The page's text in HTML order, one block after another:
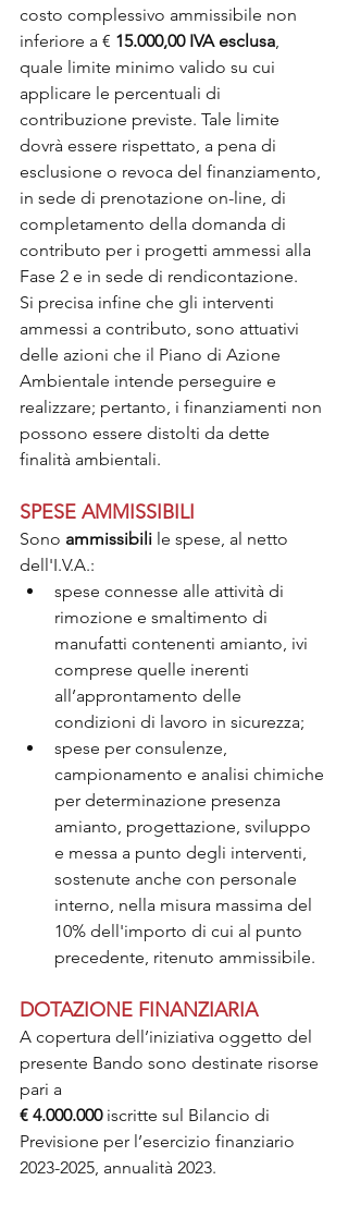
costo complessivo ammissibile non
inferiore a € 15.000,00 IVA esclusa
quale limite minimo valido su cui
applicare le percentuali di
contribuzione previste. Tale limite
dovrà essere rispettato, a pena di
esclusione o revoca del finanziamento,
in sede di prenotazione on-line, di
completamento della domanda di
contributo per i progetti ammessi alla
Fase 2 e in sede di rendicontazione.
Si precisa infine che gli interventi
ammessi a contributo, sono attuativi
delle azioni che il Piano di Azione
Ambientale intende perseguire e
realizzare; pertanto, i finanziamenti non
possono essere distolti da dette
finalità ambientali.
SPESE AMMISSIBILI
Sono ammissibili le spese, al netto
dell'I.V.A.:
spese connesse alle attività di
rimozione e smaltimento di
manufatti contenenti amianto, ivi
comprese quelle inerenti
all’approntamento delle
condizioni di lavoro in sicurezza;
spese per consulenze,
campionamento e analisi chimiche
per determinazione presenza
amianto, progettazione, sviluppo
e messa a punto degli interventi,
sostenute anche con personale
interno, nella misura massima del
10% dell'importo di cui al punto
precedente, ritenuto ammissibile.
DOTAZIONE FINANZIARIA
A copertura dell’iniziativa oggetto del
presente Bando sono destinate risorse
pari a
€ 4.000.000 iscritte sul Bilancio di
Previsione per l’esercizio finanziario
2023-2025, annualità 2023.